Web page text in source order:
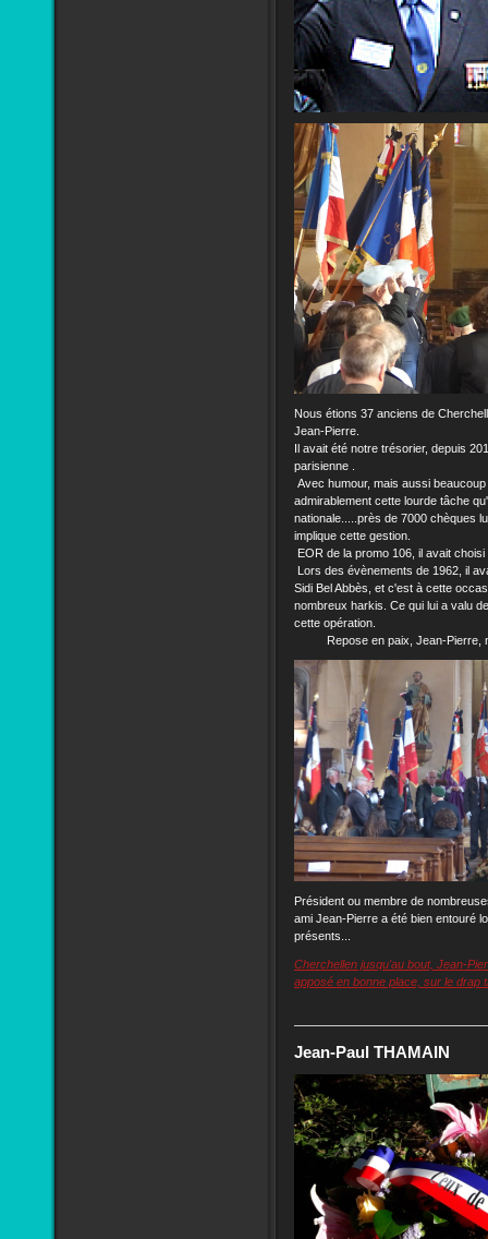
Nous étions 37 anciens de
Jean-Pierre.
Il avait été notre trésorier, depuis
parisienne .
Avec humour, mais aussi
admirablement cette lourde tâche
nationale.....près de 7000 chèques
implique cette gestion.
EOR de la promo 106, il avait
Lors des évènements de 1962, il
Sidi Bel Abbès, et c'est à cette
nombreux harkis. Ce qui lui a valu
cette opération.
Repose en paix, Jean-Pierre,
Président ou membre de
ami Jean-Pierre a été bien entouré
présents...
Cherchellen jusqu'au bout, Jean-
apposé en bonne place, sur le drap
Jean-Paul THAMAIN